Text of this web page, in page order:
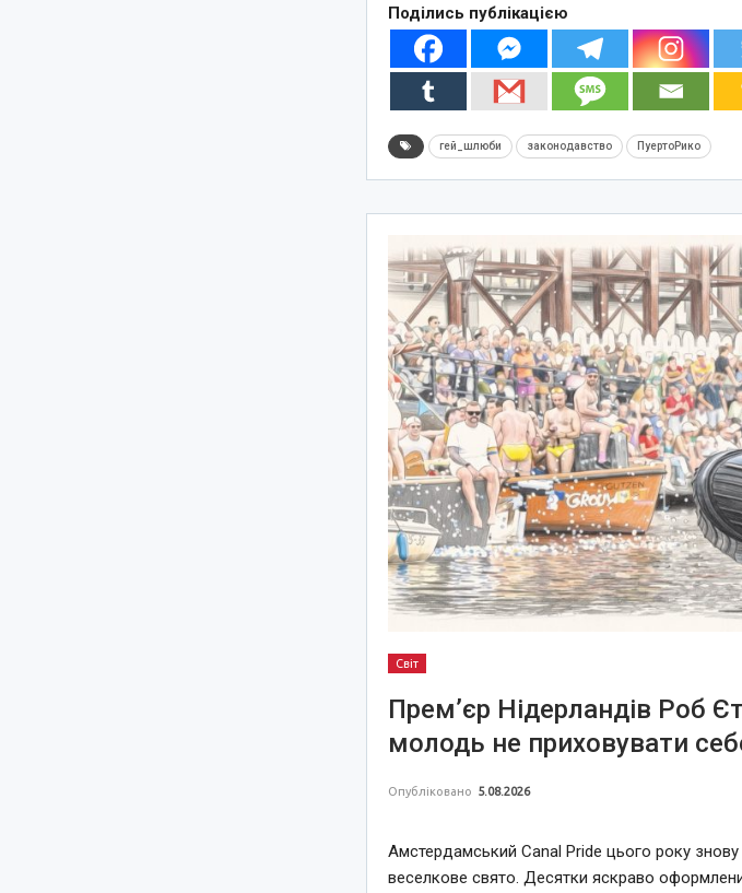
Поділись публікацією
гей_шлюби законодавство ПуертоРико
Світ
Прем’єр Нідерландів Роб
молодь не приховувати
Опубліковано 5.08.2026
Амстердамський Canal Pride цього року знову
веселкове свято. Десятки яскраво